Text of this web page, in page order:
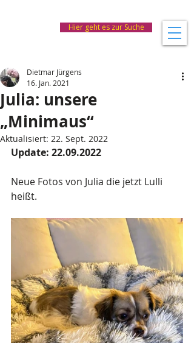
Hier geht es zur Suche
Julia: unsere
„Minimaus“
Dietmar Jürgens
16. Jan. 2021
Aktualisiert: 22. Sept. 2022
Update: 22.09.2022
Neue Fotos von Julia die jetzt Lulli
heißt.